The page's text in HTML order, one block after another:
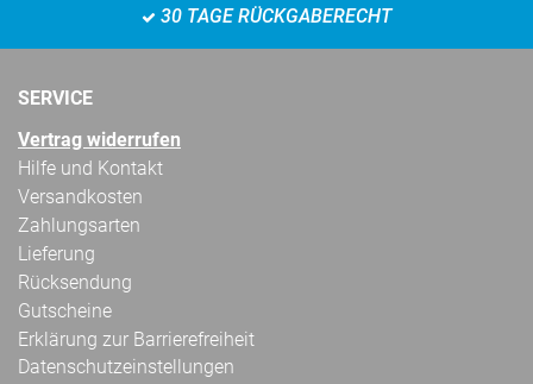
30 TAGE RÜCKGABERECHT
SERVICE
Vertrag widerrufen
Hilfe und Kontakt
Versandkosten
Zahlungsarten
Lieferung
Rücksendung
Gutscheine
Erklärung zur Barrierefreiheit
Datenschutzeinstellungen